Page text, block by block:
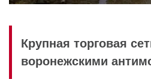
Крупная торговая
воронежскими